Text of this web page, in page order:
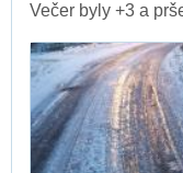
Večer byly +3 a